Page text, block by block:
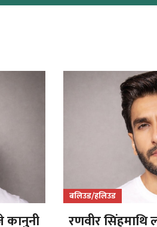
कानुनी
बलिउड/हलिउड
रणवीर सिंहमाथि